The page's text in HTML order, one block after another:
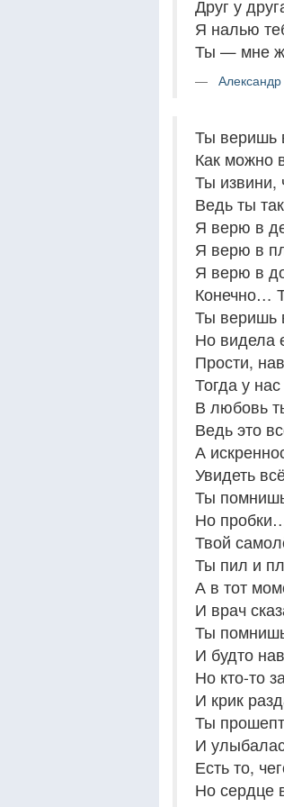
Друг у
Я налью
Ты — мне
Ты веришь
Как можно
Ты извини,
Ведь ты
Я верю в
Я верю в
Я верю в
Конечно…
Ты веришь
Но видела
Прости,
Тогда у
В любовь
Ведь это
А
Увидеть
Ты
Но
Твой
Ты пил и
А в тот
И врач
Ты
И будто
Но кто-то
И крик
Ты
И
Есть то,
Но сердце